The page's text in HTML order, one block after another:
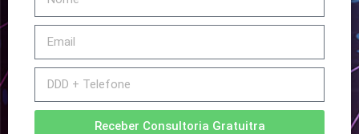
Receber Consultoria Gratuitra